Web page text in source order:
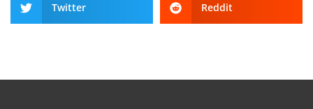
Twitter Reddit